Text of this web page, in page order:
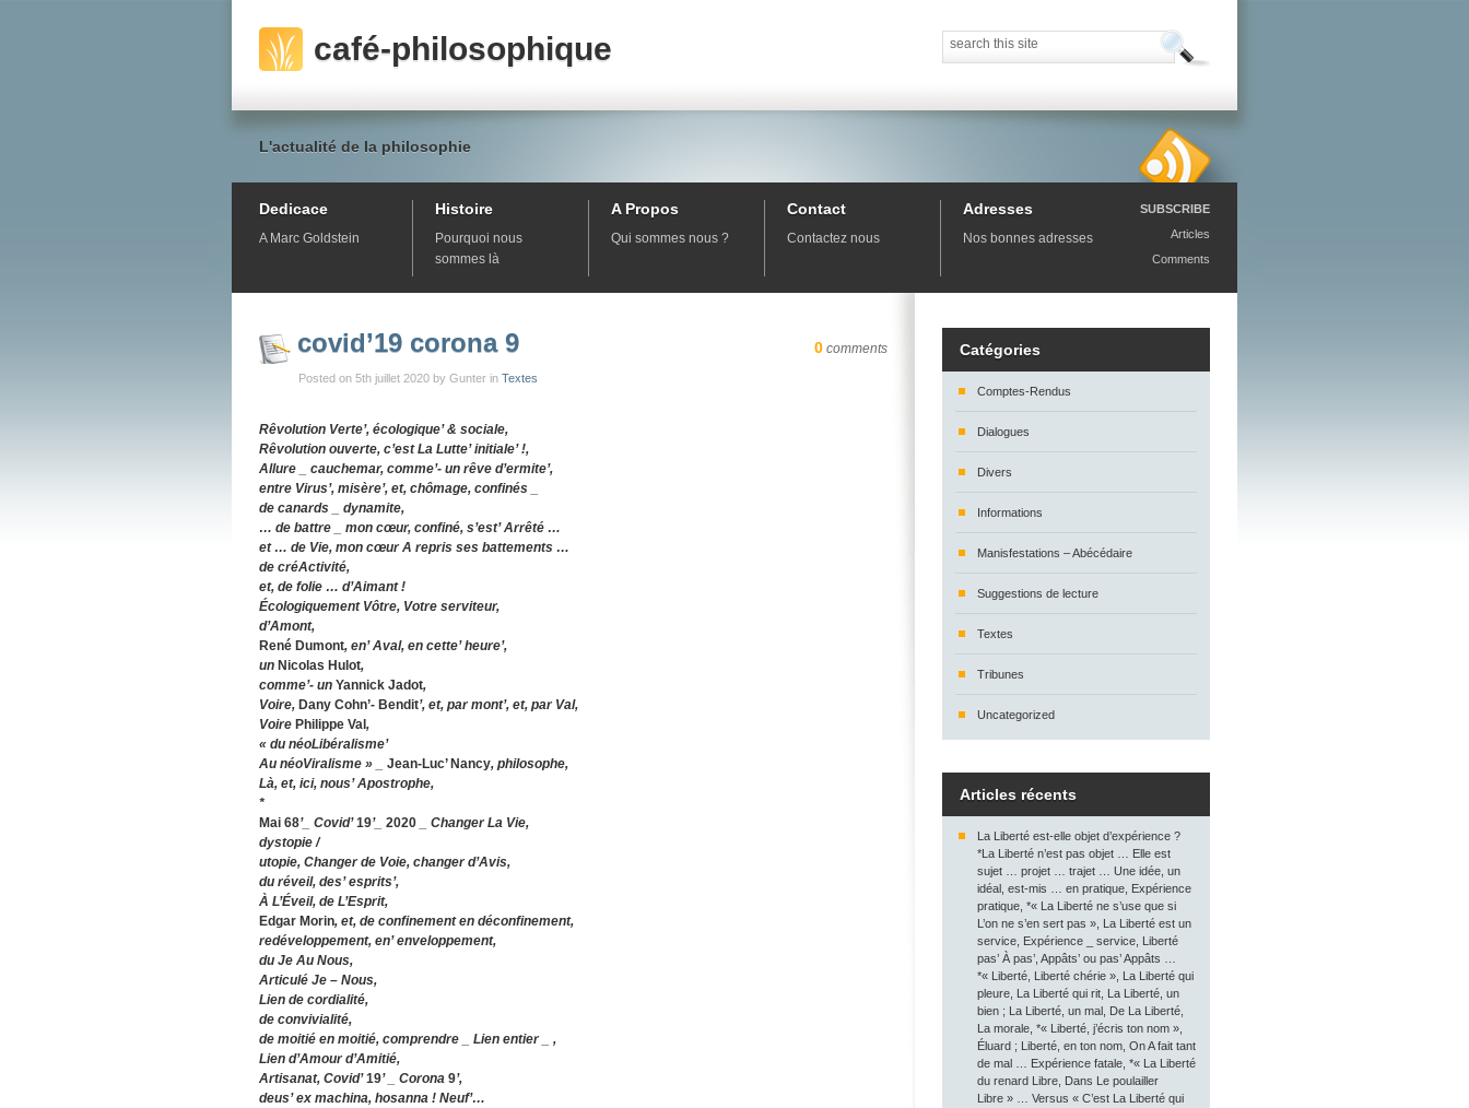
café-philosophique
L'actualité de la philosophie
Dedicace
A Marc Goldstein
Histoire
Pourquoi nous
sommes là
A Propos
Qui sommes nous ?
Contact
Contactez nous
Adresses
Nos bonnes adresses
SUBSCRIBE
Articles
Comments
covid’19 corona 9 0 comments
Posted on 5th juillet 2020 by Gunter in Textes
Rêvolution Verte’, écologique’ & sociale,
Rêvolution ouverte, c’est La Lutte’ initiale’ !,
Allure _ cauchemar, comme’- un rêve d’ermite’,
entre Virus’, misère’, et, chômage, confinés _
de canards _ dynamite,
… de battre _ mon cœur, confiné, s’est’ Arrêté …
et … de Vie, mon cœur A repris ses battements …
de créActivité,
et, de folie … d’Aimant !
Écologiquement Vôtre, Votre serviteur,
d’Amont,
René Dumont, en’ Aval, en cette’ heure’,
un Nicolas Hulot,
comme’- un Yannick Jadot,
Voire, Dany Cohn’- Bendit’, et, par mont’, et, par Val,
Voire Philippe Val ,
« du néoLibéralisme’
Au néoViralisme » _ Jean-Luc’ Nancy, philosophe,
Là, et, ici, nous’ Apostrophe,
*
Mai 68’_ Covid’19’_ 2020 _ Changer La Vie,
dystopie /
utopie, Changer de Voie, changer d’Avis,
du réveil, des’ esprits’,
À L’Éveil, de L’Esprit,
Edgar Morin, et, de confinement en déconfinement,
redéveloppement, en’ enveloppement,
du Je Au Nous,
Articulé Je – Nous,
Lien de cordialité,
de convivialité,
de moitié en moitié, comprendre _ Lien entier _ ,
Lien d’Amour d’Amitié,
Artisanat, Covid’19’ _ Corona 9’,
deus’ ex machina, hosanna ! Neuf’…
Catégories
Comptes-Rendus
Dialogues
Divers
Informations
Manisfestations – Abécédaire
Suggestions de lecture
Textes
Tribunes
Uncategorized
Articles récents
La Liberté est-elle objet d’expérience ?
*La Liberté n’est pas objet … Elle est
sujet … projet … trajet … Une idée, un
idéal, est-mis … en pratique, Expérience
pratique, *« La Liberté ne s’use que si
L’on ne s’en sert pas », La Liberté est un
service, Expérience _ service, Liberté
pas’ À pas’, Appâts’ ou pas’ Appâts …
*« Liberté, Liberté chérie », La Liberté qui
pleure, La Liberté qui rit, La Liberté, un
bien ; La Liberté, un mal, De La Liberté,
La morale, *« Liberté, j’écris ton nom »,
Éluard ; Liberté, en ton nom, On A fait tant
de mal … Expérience fatale, *« La Liberté
du renard Libre, Dans Le poulailler
Libre » … Versus « C’est La Liberté qui